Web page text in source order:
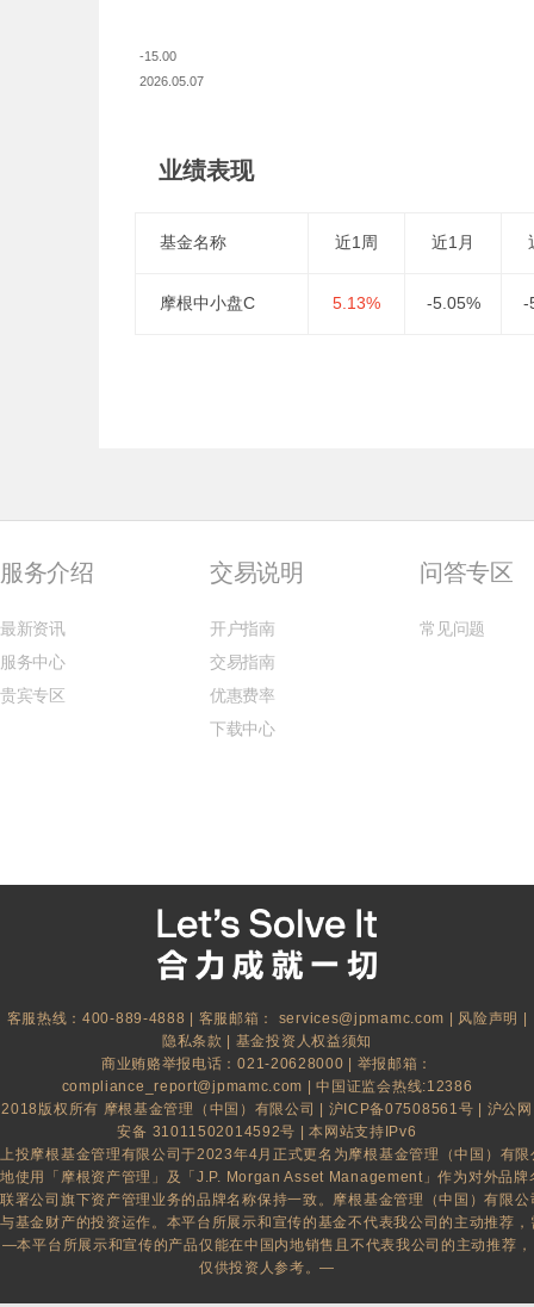
2026.05.07
-15.00
业绩表现
基金名称 近1周 近1月
摩根中小盘C 5.13% -5.05% -
服务介绍
最新资讯
服务中心
贵宾专区
交易说明
开户指南
交易指南
优惠费率
下载中心
问答专区
常见问题
客服热线：400-889-4888 | 客服邮箱： services@jpmamc.com 风险声明
隐私条款
基金投资人权益须知
商业贿赂举报电话：021-20628000 | 举报邮箱：
compliance_report@jpmamc.com
| 中国证监会热线:12386
2018版权所有 摩根基金管理（中国）有限公司 | 沪ICP备07508561号
沪公网
安备 31011502014592号
| 本网站支持IPv6
上投摩根基金管理有限公司于2023年4月正式更名为摩根基金管理（中国）有
地使用「摩根资产管理」及「J.P. Morgan Asset Management」作为对外品
联署公司旗下资产管理业务的品牌名称保持一致。摩根基金管理（中国）有限
与基金财产的投资运作。本平台所展示和宣传的基金不代表我公司的主动推荐
—本平台所展示和宣传的产品仅能在中国内地销售且不代表我公司的主动推荐，
仅供投资人参考。—